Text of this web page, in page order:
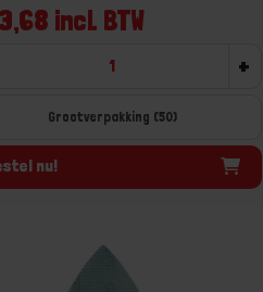
incl. BTW
+
Grootverpakking (50)
nu!